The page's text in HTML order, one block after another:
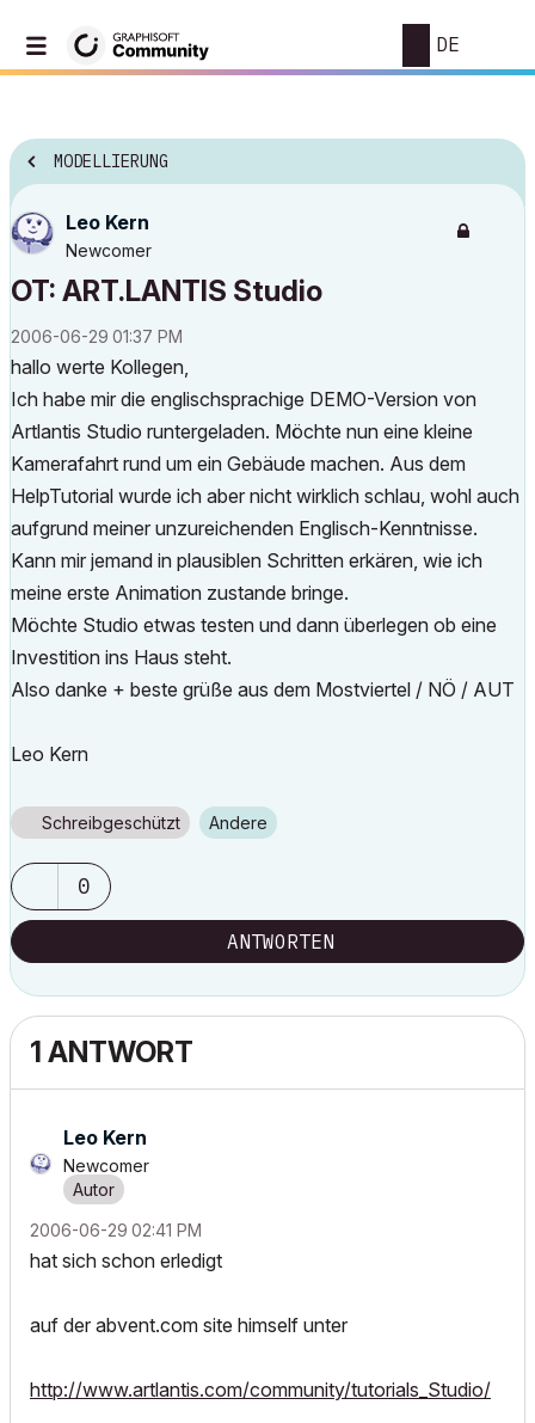
DE
MODELLIERUNG
Leo Kern
Newcomer
OT: ART.LANTIS Studio
‎2006-06-29 01:37 PM
hallo werte Kollegen,
Ich habe mir die englischsprachige DEMO-Version von
Artlantis Studio runtergeladen. Möchte nun eine kleine
Kamerafahrt rund um ein Gebäude machen. Aus dem
HelpTutorial wurde ich aber nicht wirklich schlau, wohl auch
aufgrund meiner unzureichenden Englisch-Kenntnisse.
Kann mir jemand in plausiblen Schritten erkären, wie ich
meine erste Animation zustande bringe.
Möchte Studio etwas testen und dann überlegen ob eine
Investition ins Haus steht.
Also danke + beste grüße aus dem Mostviertel / NÖ / AUT
Leo Kern
Schreibgeschützt Andere
0
ANTWORTEN
1 ANTWORT
Leo Kern
Newcomer
‎2006-06-29 02:41 PM
hat sich schon erledigt
auf der abvent.com site himself unter
http://www.artlantis.com/community/tutorials_Studio/